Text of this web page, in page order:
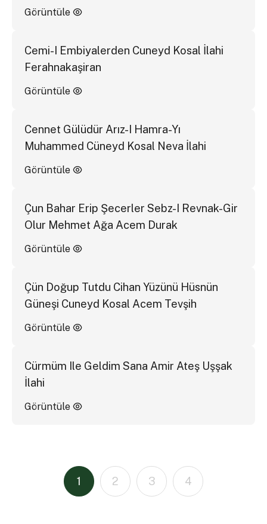
Görüntüle
Cemi-I Embiyalerden Cuneyd Kosal İlahi
Ferahnakaşiran
Görüntüle
Cennet Gülüdür Arız-I Hamra-Yı
Muhammed Cüneyd Kosal Neva İlahi
Görüntüle
Çun Bahar Erip Şecerler Sebz-I Revnak-Gir
Olur Mehmet Ağa Acem Durak
Görüntüle
Çün Doğup Tutdu Cihan Yüzünü Hüsnün
Güneşi Cuneyd Kosal Acem Tevşih
Görüntüle
Cürmüm Ile Geldim Sana Amir Ateş Uşşak
İlahi
Görüntüle
1 2 3 4